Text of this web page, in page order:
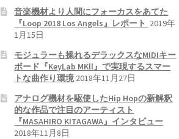
音楽機材より人間にフォーカスをあてた
『Loop 2018 Los Angels』レポート 2019年
1月15日
モジュラーも操れるデラックスなMIDIキー
ボード『KeyLab MKll』で実現するスマー
トな曲作り環境 2018年11月27日
アナログ機材を駆使したHip Hopの新解釈
的な作品で注目のアーティスト
『MASAHIRO KITAGAWA』インタビュー
2018年11月8日